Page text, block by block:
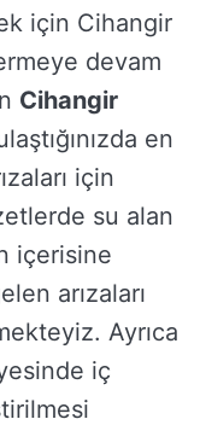
için Cihangir
devam
Cihangir
en
için
su alan
içerisine
arızaları
Ayrıca
iç